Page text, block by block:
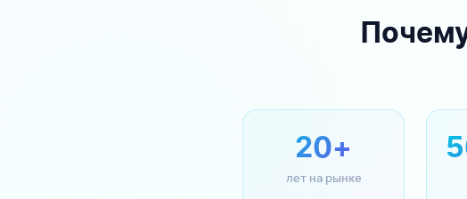
20+
лет на рынке